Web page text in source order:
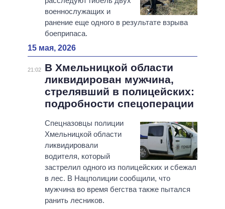
военнослужащих и
ранение еще одного в результате взрыва
боеприпаса.
15 мая, 2026
21:02
В Хмельницкой области
ликвидирован мужчина,
стрелявший в полицейских:
подробности спецоперации
Спецназовцы полиции
Хмельницкой области
ликвидировали
водителя, который
застрелил одного из полицейских и сбежал
в лес. В Нацполиции сообщили, что
мужчина во время бегства также пытался
ранить лесников.